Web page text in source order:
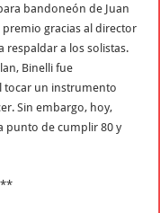
bandoneón de Juan
premio gracias al director
a los solistas.
Binelli fue
tocar un instrumento
Sin embargo, hoy,
punto de cumplir 80 y